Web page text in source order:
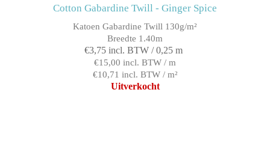
Cotton Gabardine Twill - Ginger Spice
Katoen Gabardine Twill 130g/m²
Breedte 1.40m
€3,75 incl. BTW / 0,25 m
€15,00 incl. BTW / m
€10,71 incl. BTW / m²
Uitverkocht